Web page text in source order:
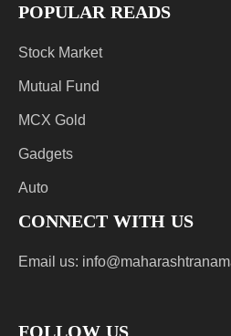
POPULAR READS
Stock Market
Mutual Fund
MCX Gold
Gadgets
Auto
CONNECT WITH US
Email us: